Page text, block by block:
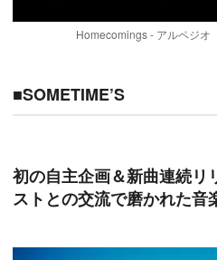
Homecomings - アルペジオ
■SOMETIME’S
初の自主企画＆新曲連続
ストとの交流で磨かれた音